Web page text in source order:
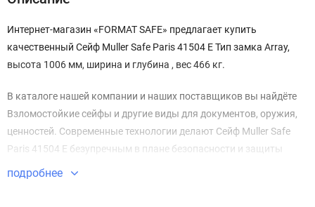
Интернет-магазин «FORMAT SAFE» предлагает купить
качественный Сейф Muller Safe Paris 41504 E Тип замка Array,
высота 1006 мм, ширина и глубина , вес 466 кг.
В каталоге нашей компании и наших поставщиков вы найдёте
Взломостойкие сейфы и другие виды для документов, оружия,
ценностей. Современные технологии делают Сейф Muller Safe
Paris 41504 E безупречным в плане безопасности и защиты
имущества.
подробнее